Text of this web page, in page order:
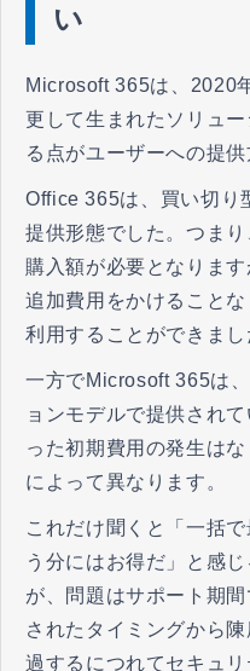
い
Microsoft 365は、2020
更して生まれたソリュ
る点がユーザーへの提供
Office 365は、買い切り
提供形態でした。つま
購入額が必要となりま
追加費用をかけること
利用することができまし
一方でMicrosoft 365は
ョンモデルで提供され
った初期費用の発生は
によって異なります。
これだけ聞くと「一括
う分にはお得だ」と感
が、問題はサポート期
されたタイミングから
過するにつれてセキュ